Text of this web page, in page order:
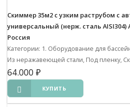
Скиммер 35м2 с узким раструбом с
универсальный (нерж. сталь AISI304)
Россия
Категории: 1. Оборудование для
Из неражавеющей стали, Под пленку,
64.000 ₽
КУПИТЬ